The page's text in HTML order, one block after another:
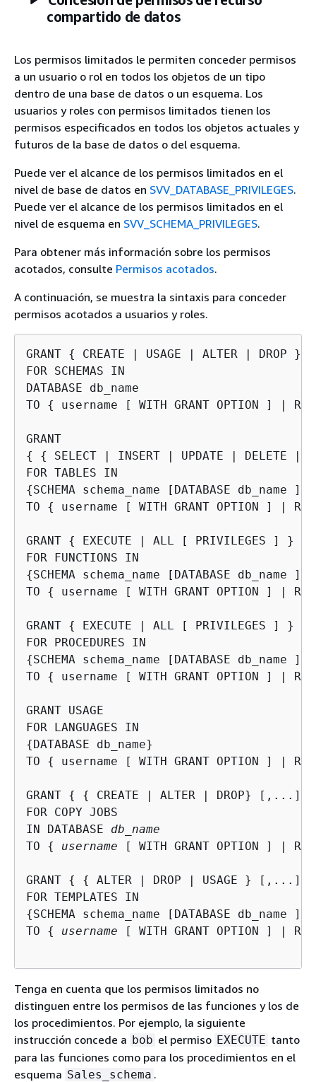
compartido de datos
Los permisos limitados le permiten conceder permisos
a un usuario o rol en todos los objetos de un tipo
dentro de una base de datos o un esquema. Los
usuarios y roles con permisos limitados tienen los
permisos especificados en todos los objetos actuales y
futuros de la base de datos o del esquema.
Puede ver el alcance de los permisos limitados en el
nivel de base de datos en SVV_DATABASE_PRIVILEGES.
Puede ver el alcance de los permisos limitados en el
nivel de esquema en SVV_SCHEMA_PRIVILEGES.
Para obtener más información sobre los permisos
acotados, consulte Permisos acotados.
A continuación, se muestra la sintaxis para conceder
permisos acotados a usuarios y roles.
GRANT {
CREATE | USAGE | ALTER |
FOR SCHEMAS IN
DATABASE db_name
TO { username [ WITH GRANT OPTION ] |
{
{
SELECT | INSERT | UPDATE | DELETE
{SCHEMA schema_name [DATABASE db_name ]
TO { username [ WITH GRANT OPTION ] |
GRANT {
EXECUTE | ALL [ PRIVILEGES ] }
{SCHEMA schema_name [DATABASE db_name ]
TO { username [ WITH GRANT OPTION ] |
GRANT {
EXECUTE | ALL [ PRIVILEGES ] }
{SCHEMA schema_name [DATABASE db_name ]
TO { username [ WITH GRANT OPTION ] |
GRANT USAGE
{DATABASE db_name}
TO { username [ WITH GRANT OPTION ]
GRANT { {
CREATE | ALTER | DROP} [,...]
FOR COPY JOBS
IN DATABASE db_name
TO { username [ WITH GRANT OPTION ] |
GRANT { {
ALTER | DROP | USAGE } [,...]
{SCHEMA schema_name [DATABASE db_name ]
TO { username [ WITH GRANT OPTION ] |
Tenga en cuenta que los permisos limitados no
distinguen entre los permisos de las funciones y los de
los procedimientos. Por ejemplo, la siguiente
instrucción concede a bob el permiso EXECUTE tanto
para las funciones como para los procedimientos en el
esquema Sales_schema .